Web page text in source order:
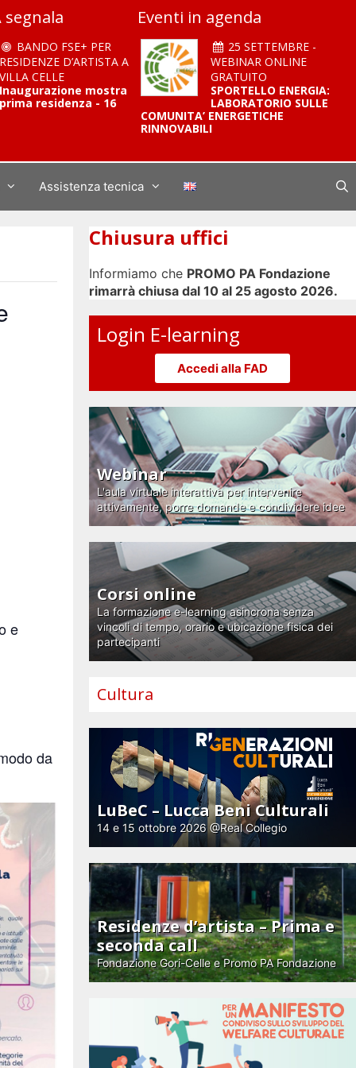
segnala
BANDO FSE+ PER
RESIDENZE D’ARTISTA A
VILLA CELLE
Inaugurazione mostra
prima residenza - 16
Eventi in agenda
25 SETTEMBRE -
WEBINAR ONLINE
GRATUITO
SPORTELLO ENERGIA:
LABORATORIO SULLE
COMUNITA’ ENERGETICHE
RINNOVABILI
Assistenza tecnica
e
da
Chiusura uffici
Informiamo che PROMO PA Fondazione
rimarrà chiusa dal 10 al 25 agosto 2026.
Login E-learning
Accedi alla FAD
Webinar
L'aula virtuale interattiva per intervenire
attivamente, porre domande e condividere idee
Corsi online
La formazione e-learning asincrona senza
vincoli di tempo, orario e ubicazione fisica dei
partecipanti
Cultura
LuBeC – Lucca Beni Culturali
14 e 15 ottobre 2026 @Real Collegio
Residenze d’artista – Prima e
seconda call
Fondazione Gori-Celle e Promo PA Fondazione